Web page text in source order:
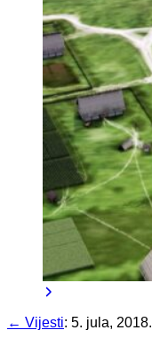
← Vijesti: 5. jula, 2018.